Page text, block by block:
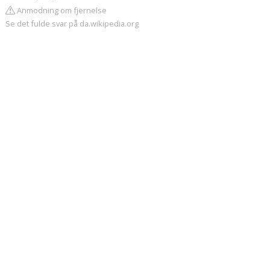
Anmodning om fjernelse
Se det fulde svar på da.wikipedia.org